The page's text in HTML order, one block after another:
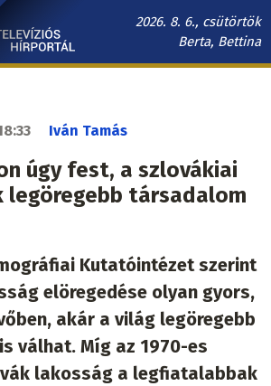
2026. 8. 6., csütörtök
Berta, Bettina
Iván Tamás
úgy fest, a szlovákiai
legöregebb társadalom
Kutatóintézet szerint
elöregedése olyan gyors,
akár a világ legöregebb
válhat. Míg az 1970-es
lakosság a legfiatalabbak